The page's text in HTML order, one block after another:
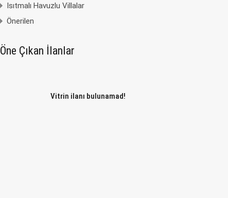
Isıtmalı Havuzlu Villalar
Önerilen
Öne Çıkan İlanlar
Vitrin ilanı bulunamad!